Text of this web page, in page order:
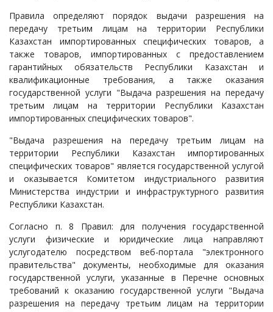
Правила определяют порядок выдачи разрешения на
передачу третьим лицам на территории Республики
Казахстан импортированных специфических товаров, а
также товаров, импортированных с предоставлением
гарантийных обязательств Республики Казахстан и
квалификационные требования, а также оказания
государственной услуги "Выдача разрешения на передачу
третьим лицам на территории Республики Казахстан
импортированных специфических товаров".
"Выдача разрешения на передачу третьим лицам на
территории Республики Казахстан импортированных
специфических товаров" является государственной услугой
и оказывается Комитетом индустриального развития
Министерства индустрии и инфраструктурного развития
Республики Казахстан.
Согласно п. 8 Правил: для получения государственной
услуги физические и юридические лица направляют
услугодателю посредством веб-портала "электронного
правительства" документы, необходимые для оказания
государственной услуги, указанные в Перечне основных
требований к оказанию государственной услуги "Выдача
разрешения на передачу третьим лицам на территории